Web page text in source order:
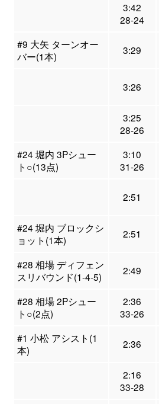
3:42
28-24
#9 大矢 ターンオー
バー(1本)
3:29
3:26
3:25
28-26
#24 堀内 3Pシュー
ト○(13点)
3:10
31-26
2:51
#24 堀内 ブロックシ
ョット(1本)
2:51
#28 相場 ディフェン
スリバウンド(1-4-5)
2:49
#28 相場 2Pシュー
ト○(2点)
2:36
33-26
#1 小松 アシスト(1
本)
2:36
2:16
33-28